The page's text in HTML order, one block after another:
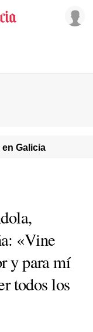
Galicia
«Vine
y para mí
todos los